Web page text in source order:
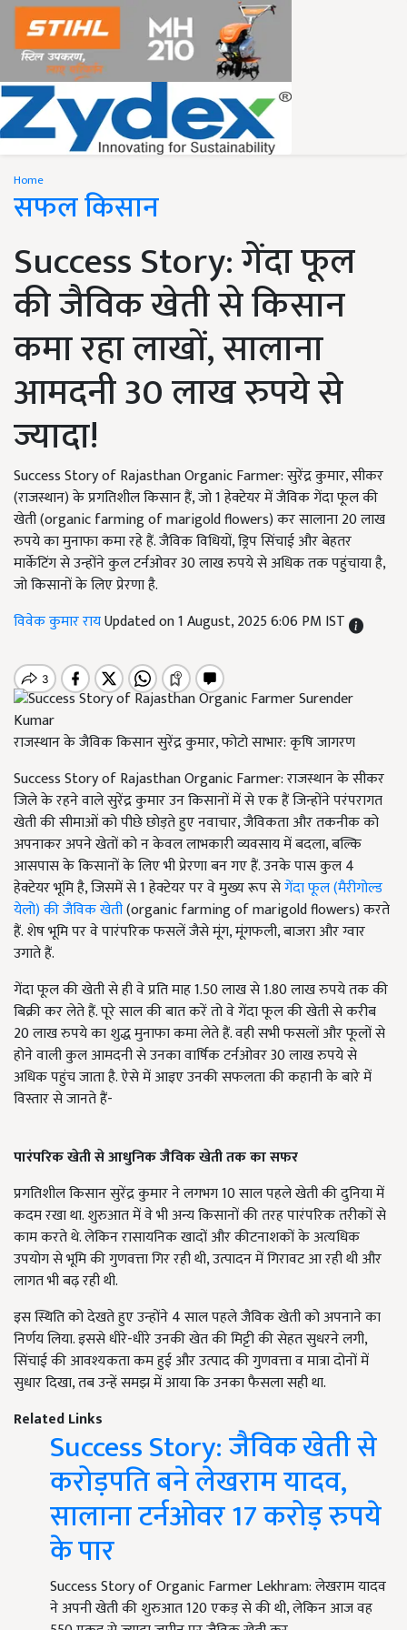
Home
सफल किसान
Success Story: गेंदा फूल
की जैविक खेती से किसान
कमा रहा लाखों, सालाना
आमदनी 30 लाख रुपये से
ज्यादा!
Success Story of Rajasthan Organic Farmer: सुरेंद्र कुमार, सीकर
(राजस्थान) के प्रगतिशील किसान हैं, जो 1 हेक्टेयर में जैविक गेंदा फूल की
खेती (organic farming of marigold flowers) कर सालाना 20 लाख
रुपये का मुनाफा कमा रहे हैं. जैविक विधियों, ड्रिप सिंचाई और बेहतर
मार्केटिंग से उन्होंने कुल टर्नओवर 30 लाख रुपये से अधिक तक पहुंचाया है,
जो किसानों के लिए प्रेरणा है.
विवेक कुमार रायUpdated on 1 August, 2025 6:06 PM IST
राजस्थान के जैविक किसान सुरेंद्र कुमार, फोटो साभार: कृषि जागरण
Success Story of Rajasthan Organic Farmer: राजस्थान के सीकर
जिले के रहने वाले सुरेंद्र कुमार उन किसानों में से एक हैं जिन्होंने परंपरागत
खेती की सीमाओं को पीछे छोड़ते हुए नवाचार, जैविकता और तकनीक को
अपनाकर अपने खेतों को न केवल लाभकारी व्यवसाय में बदला, बल्कि
आसपास के किसानों के लिए भी प्रेरणा बन गए हैं. उनके पास कुल 4
हेक्टेयर भूमि है, जिसमें से 1 हेक्टेयर पर वे मुख्य रूप सेगेंदा फूल (मैरीगोल्ड
येलो) की जैविक खेती(organic farming of marigold flowers) करते
हैं. शेष भूमि पर वे पारंपरिक फसलें जैसे मूंग, मूंगफली, बाजरा और ग्वार
उगाते हैं.
गेंदा फूल की खेती से ही वे प्रति माह 1.50 लाख से 1.80 लाख रुपये तक की
बिक्री कर लेते हैं. पूरे साल की बात करें तो वे गेंदा फूल की खेती से करीब
20 लाख रुपये का शुद्ध मुनाफा कमा लेते हैं. वही सभी फसलों और फूलों से
होने वाली कुल आमदनी से उनका वार्षिक टर्नओवर 30 लाख रुपये से
अधिक पहुंच जाता है. ऐसे में आइए उनकी सफलता की कहानी के बारे में
विस्तार से जानते हैं-
पारंपरिक खेती से आधुनिक जैविक खेती तक का सफर
प्रगतिशील किसान सुरेंद्र कुमार ने लगभग 10 साल पहले खेती की दुनिया में
कदम रखा था. शुरुआत में वे भी अन्य किसानों की तरह पारंपरिक तरीकों से
काम करते थे. लेकिन रासायनिक खादों और कीटनाशकों के अत्यधिक
उपयोग से भूमि की गुणवत्ता गिर रही थी, उत्पादन में गिरावट आ रही थी और
लागत भी बढ़ रही थी.
इस स्थिति को देखते हुए उन्होंने 4 साल पहले जैविक खेती को अपनाने का
निर्णय लिया. इससे धीरे-धीरे उनकी खेत की मिट्टी की सेहत सुधरने लगी,
सिंचाई की आवश्यकता कम हुई और उत्पाद की गुणवत्ता व मात्रा दोनों में
सुधार दिखा, तब उन्हें समझ में आया कि उनका फैसला सही था.
Related Links
Success Story: जैविक खेती से
करोड़पति बने लेखराम यादव,
सालाना टर्नओवर 17 करोड़ रुपये
के पार
Success Story of Organic Farmer Lekhram: लेखराम यादव
ने अपनी खेती की शुरुआत 120 एकड़ से की थी, लेकिन आज वह